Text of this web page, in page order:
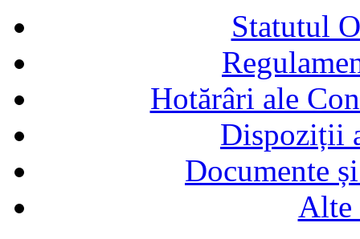
Statutul
Hotărâri ale
Dispoziții
Documente
Alte